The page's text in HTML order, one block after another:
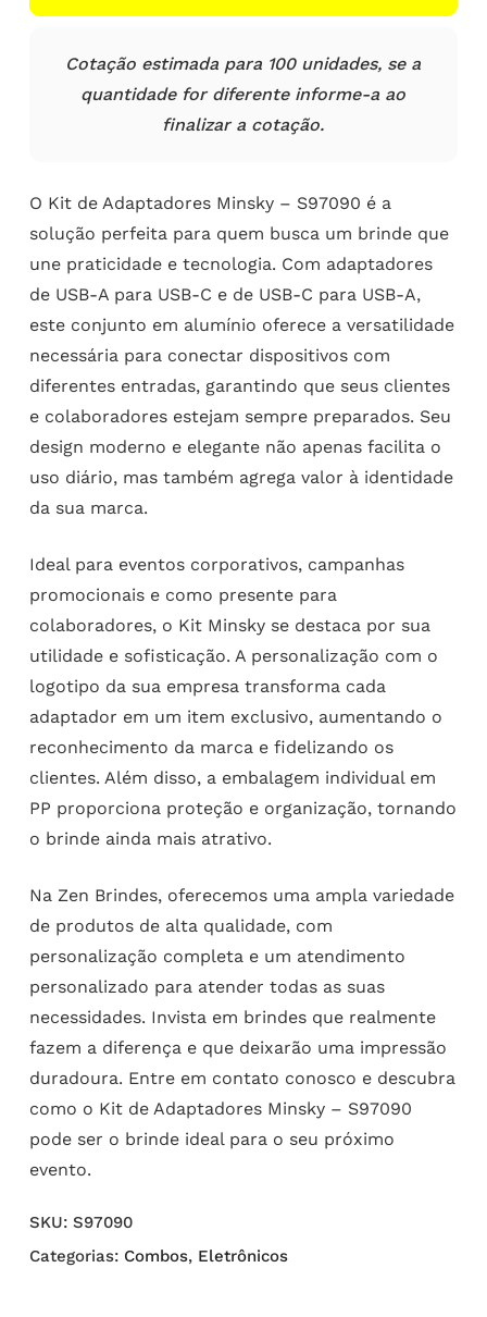
Cotação estimada para 100 unidades, se a
quantidade for diferente informe-a ao
finalizar a cotação.
O Kit de Adaptadores Minsky – S97090 é a
solução perfeita para quem busca um brinde que
une praticidade e tecnologia. Com adaptadores
de USB-A para USB-C e de USB-C para USB-A,
este conjunto em alumínio oferece a versatilidade
necessária para conectar dispositivos com
diferentes entradas, garantindo que seus clientes
e colaboradores estejam sempre preparados. Seu
design moderno e elegante não apenas facilita o
uso diário, mas também agrega valor à identidade
da sua marca.
Ideal para eventos corporativos, campanhas
promocionais e como presente para
colaboradores, o Kit Minsky se destaca por sua
utilidade e sofisticação. A personalização com o
logotipo da sua empresa transforma cada
adaptador em um item exclusivo, aumentando o
reconhecimento da marca e fidelizando os
clientes. Além disso, a embalagem individual em
PP proporciona proteção e organização, tornando
o brinde ainda mais atrativo.
Na Zen Brindes, oferecemos uma ampla variedade
de produtos de alta qualidade, com
personalização completa e um atendimento
personalizado para atender todas as suas
necessidades. Invista em brindes que realmente
fazem a diferença e que deixarão uma impressão
duradoura. Entre em contato conosco e descubra
como o Kit de Adaptadores Minsky – S97090
pode ser o brinde ideal para o seu próximo
evento.
SKU: S97090
Categorias: Combos, Eletrônicos